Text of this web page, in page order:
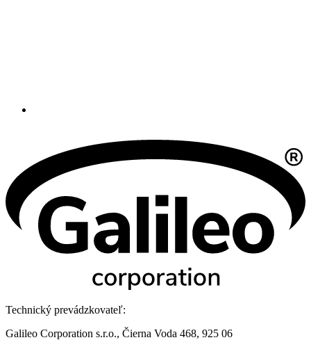
Technický prevádzkovateľ:
Galileo Corporation s.r.o., Čierna Voda 468, 925 06